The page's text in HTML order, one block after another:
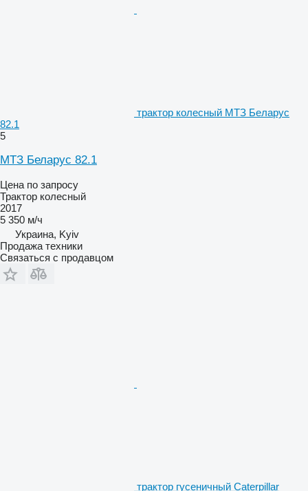
трактор колесный МТЗ Беларус
82.1
5
МТЗ Беларус 82.1
Цена по запросу
Трактор колесный
2017
5 350 м/ч
Украина, Kyiv
Продажа техники
Связаться с продавцом
трактор гусеничный Caterpillar